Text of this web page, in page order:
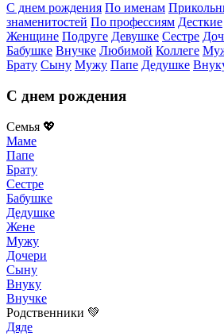
С днем рождения По именам
знаменитостей По профессиям Десткие
Женщине Подруге Девушке Сестре
Бабушке Внучке Любимой Коллеге
Брату Сыну Мужу Папе Дедушке
С днем рождения
Семья 💖
Маме
Папе
Брату
Сестре
Бабушке
Дедушке
Жене
Мужу
Дочери
Сыну
Внуку
Внучке
Родственники 💚
Дяде